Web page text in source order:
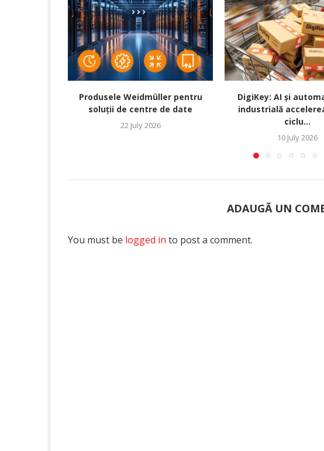
Produsele Weidmüller pentru
soluții de centre de date
22 July 2026
DigiKey: AI și
industrială
ciclu...
10 July 2026
ADAUGĂ UN
You must be logged in to post a comment.